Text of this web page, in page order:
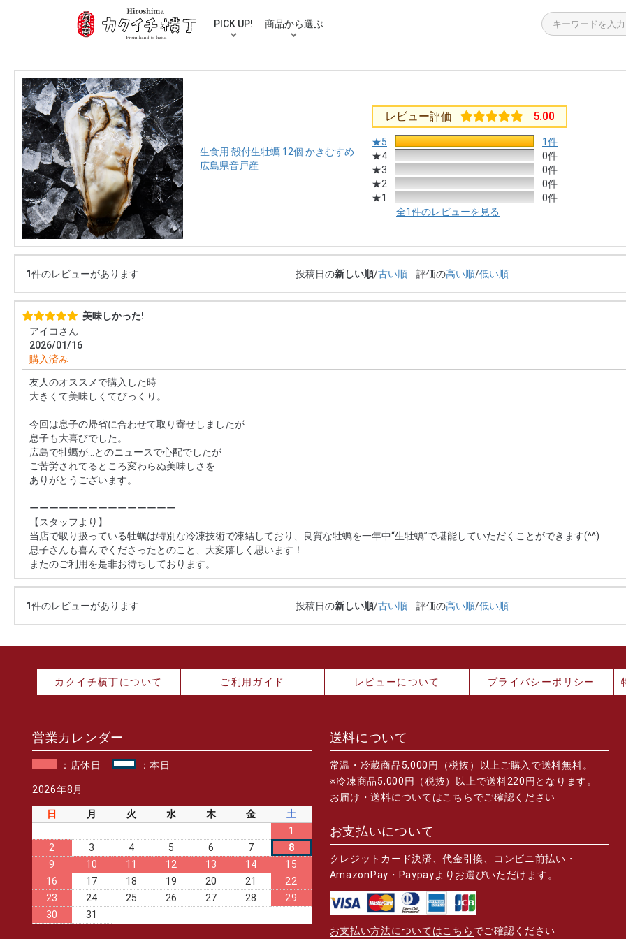
PICK UP! 商品から選ぶ
生食用 殻付生牡蠣 12個 かきむすめ
広島県音戸産
レビュー評価 5.00
★5
1件
★4
0件
★3
0件
★2
0件
★1
0件
全1件のレビューを見る
1件のレビューがあります 投稿日の新しい順/古い順 評価の高い順/低い順
美味しかった!
アイコさん
2026/01/16
購入済み
友人のオススメで購入した時
大きくて美味しくてびっくり。
今回は息子の帰省に合わせて取り寄せしましたが
息子も大喜びでした。
広島で牡蠣が…とのニュースで心配でしたが
ご苦労されてるところ変わらぬ美味しさを
ありがとうございます。
ーーーーーーーーーーーーーーー
【スタッフより】
当店で取り扱っている牡蠣は特別な冷凍技術で凍結しており、良質な牡蠣を一年中“生牡蠣”で堪能していただくことができます(^^)
息子さんも喜んでくださったとのこと、大変嬉しく思います！
またのご利用を是非お待ちしております。
1件のレビューがあります 投稿日の新しい順/古い順 評価の高い順/低い順
カクイチ横丁について ご利用ガイド レビューについて プライバシーポリシー
営業カレンダー
：店休日 ：本日
2026年8月
日 月 火 水 木 金
土
1
2
3 4 5 6 7
8
9
10 11 12 13 14
15
16
17 18 19 20 21
22
23
24 25 26 27 28
29
30
31
送料について
常温・冷蔵商品5,000円（税抜）以上ご購入で送料無料。
※冷凍商品5,000円（税抜）以上で送料220円となります。
お届け・送料についてはこちら でご確認ください
お支払いについて
クレジットカード決済、代金引換、コンビニ前払い・
AmazonPay・Paypayよりお選びいただけます。
お支払い方法についてはこちら でご確認ください